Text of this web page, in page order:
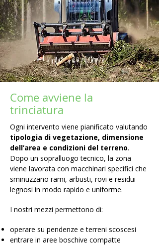
Come avviene la
trinciatura
Ogni intervento viene pianificato valutando
tipologia di vegetazione, dimensione
dell’area e condizioni del terreno.
Dopo un sopralluogo tecnico, la zona
viene lavorata con macchinari specifici che
sminuzzano rami, arbusti, rovi e residui
legnosi in modo rapido e uniforme.
I nostri mezzi permettono di:
operare su pendenze e terreni scoscesi
entrare in aree boschive compatte